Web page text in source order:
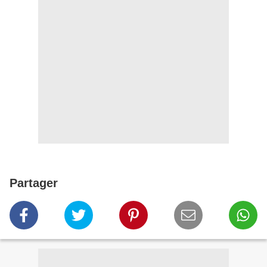
Partager